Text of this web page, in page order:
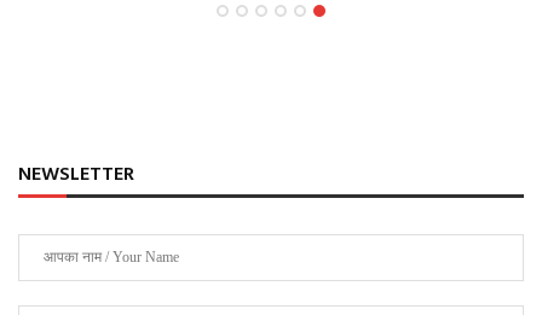
NEWSLETTER